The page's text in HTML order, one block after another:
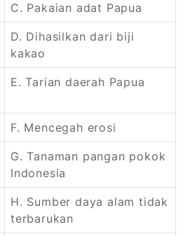
C. Pakaian adat Papua
D. Dihasilkan dari biji
kakao
E. Tarian daerah Papua
F. Mencegah erosi
G. Tanaman pangan pokok
Indonesia
H. Sumber daya alam tidak
terbarukan